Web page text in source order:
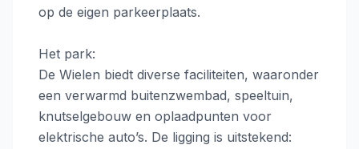
op de eigen parkeerplaats.
Het park:
De Wielen biedt diverse faciliteiten, waaronder
een verwarmd buitenzwembad, speeltuin,
knutselgebouw en oplaadpunten voor
elektrische auto’s. De ligging is uitstekend: